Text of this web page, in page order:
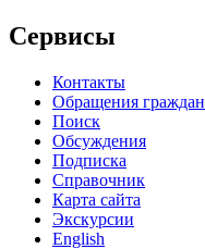
Сервисы
Контакты
Обращения граждан
Поиск
Обсуждения
Подписка
Справочник
Карта сайта
Экскурсии
English